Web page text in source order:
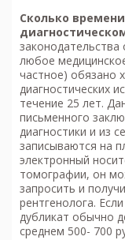
Сколько
законодательства
любое
частное) обязано
диагностических
течение 25 лет.
письменного
диагностики и из
записываются на
электронный
томографии, он
запросить и
рентгенолога.
дубликат обычно
среднем 500- 700